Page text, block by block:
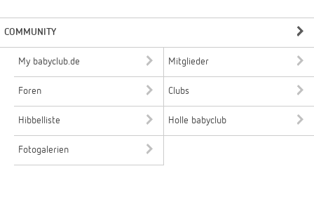
COMMUNITY
My babyclub.de Mitglieder
Foren Clubs
Hibbelliste Holle babyclub
Fotogalerien